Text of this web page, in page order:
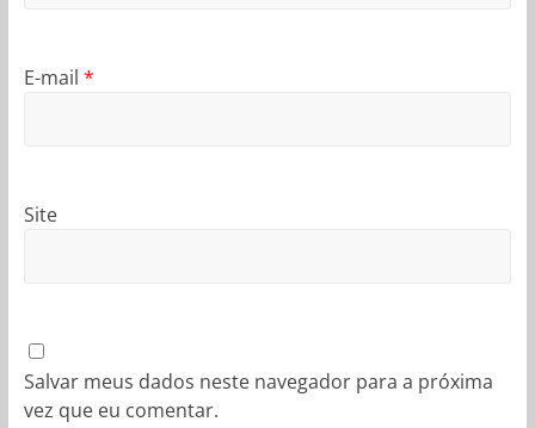
E-mail *
Site
Salvar meus dados neste navegador para a próxima
vez que eu comentar.